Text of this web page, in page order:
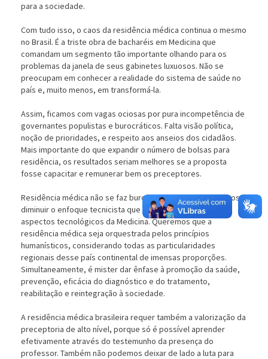
para a sociedade.
Com tudo isso, o caos da residência médica continua o mesmo
no Brasil. É a triste obra de bacharéis em Medicina que
comandam um segmento tão importante olhando para os
problemas da janela de seus gabinetes luxuosos. Não se
preocupam em conhecer a realidade do sistema de saúde no
país e, muito menos, em transformá-la.
Assim, ficamos com vagas ociosas por pura incompetência de
governantes populistas e burocráticos. Falta visão política,
noção de prioridades, e respeito aos anseios dos cidadãos.
Mais importante do que expandir o número de bolsas para
residência, os resultados seriam melhores se a proposta
fosse capacitar e remunerar bem os preceptores.
Residência médica não se faz burocraticamente. Precisamos
diminuir o enfoque tecnicista que prioriza exclusivamente
aspectos tecnológicos da Medicina. Queremos que a
residência médica seja orquestrada pelos princípios
humanísticos, considerando todas as particularidades
regionais desse país continental de imensas proporções.
Simultaneamente, é mister dar ênfase à promoção da saúde,
prevenção, eficácia do diagnóstico e do tratamento,
reabilitação e reintegração à sociedade.
A residência médica brasileira requer também a valorização da
preceptoria de alto nível, porque só é possível aprender
efetivamente através do testemunho da presença do
professor. Também não podemos deixar de lado a luta para